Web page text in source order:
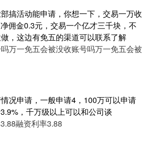
搞活动能申请，你想一下，交易一万收
佣金0.3元，交易一个亿才三千块，不
，这边有免五的渠道可以联系了解
万一免五会被没收账号吗万一免五会被
况申请，一般申请4，100万可以申请
，千万级以上可以和公司谈
融资利率3.88